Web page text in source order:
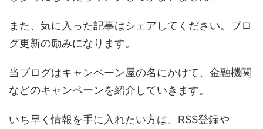
また、気に入った記事はシェアしてください。ブロ
グ更新の励みになります。
当ブログはキャンペーン屋の名にかけて、金融機関
などのキャンペーンを紹介していきます。
いち早く情報を手に入れたい方は、RSS登録や